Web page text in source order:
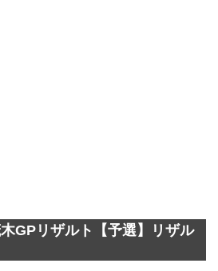
GPリザルト【予選】リザル